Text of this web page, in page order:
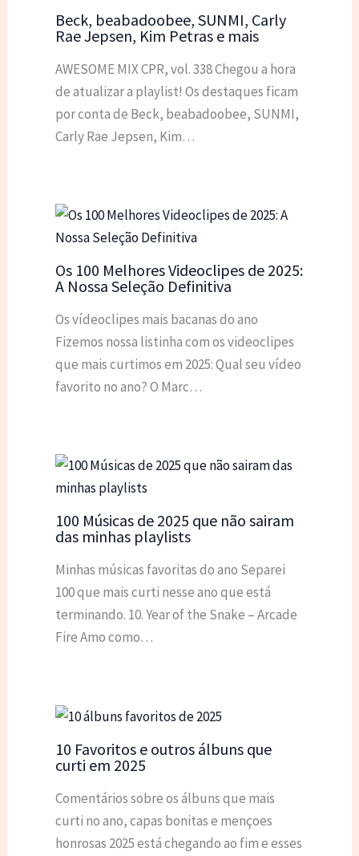
Beck, beabadoobee, SUNMI, Carly
Rae Jepsen, Kim Petras e mais
AWESOME MIX CPR, vol. 338 Chegou a hora
de atualizar a playlist! Os destaques ficam
por conta de Beck, beabadoobee, SUNMI,
Carly Rae Jepsen, Kim…
Os 100 Melhores Videoclipes de 2025:
A Nossa Seleção Definitiva
Os vídeoclipes mais bacanas do ano
Fizemos nossa listinha com os videoclipes
que mais curtimos em 2025: Qual seu vídeo
favorito no ano? O Marc…
100 Músicas de 2025 que não sairam
das minhas playlists
Minhas músicas favoritas do ano Separei
100 que mais curti nesse ano que está
terminando. 10. Year of the Snake – Arcade
Fire Amo como…
10 Favoritos e outros álbuns que
curti em 2025
Comentários sobre os álbuns que mais
curti no ano, capas bonitas e mençoes
honrosas 2025 está chegando ao fim e esses